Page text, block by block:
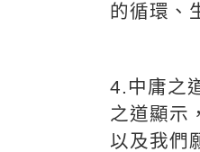
的循環、
4. 中庸之
之道顯示
以及我們